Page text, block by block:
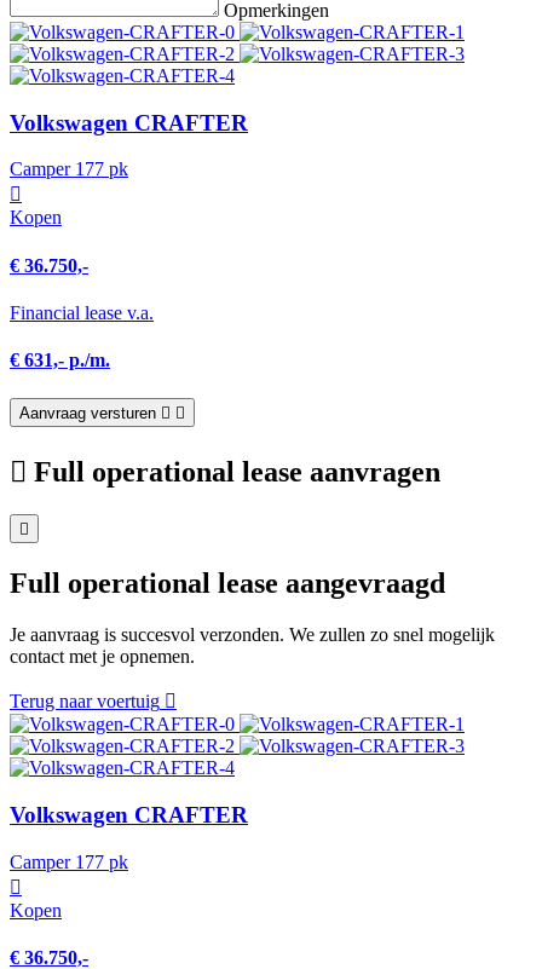
Opmerkingen
Volkswagen CRAFTER
Camper 177 pk
Kopen
€ 36.750,-
Financial lease v.a.
€ 631,- p./m.
Aanvraag versturen
Full operational lease aanvragen
Full operational lease aangevraagd
Je aanvraag is succesvol verzonden. We zullen zo snel mogelijk
contact met je opnemen.
Terug naar voertuig
Volkswagen CRAFTER
Camper 177 pk
Kopen
€ 36.750,-